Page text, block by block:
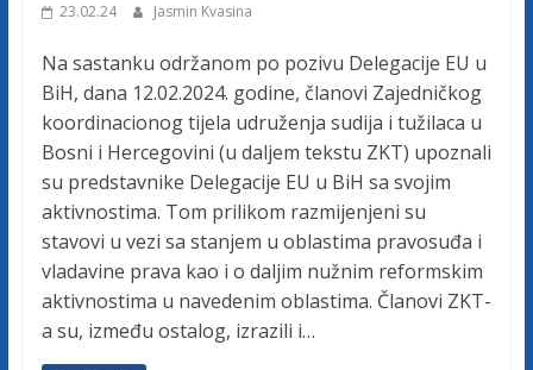
23.02.24 Jasmin Kvasina
Na sastanku održanom po pozivu Delegacije EU u
BiH, dana 12.02.2024. godine, članovi Zajedničkog
koordinacionog tijela udruženja sudija i tužilaca u
Bosni i Hercegovini (u daljem tekstu ZKT) upoznali
su predstavnike Delegacije EU u BiH sa svojim
aktivnostima. Tom prilikom razmijenjeni su
stavovi u vezi sa stanjem u oblastima pravosuđa i
vladavine prava kao i o daljim nužnim reformskim
aktivnostima u navedenim oblastima. Članovi ZKT-
a su, između ostalog, izrazili i…